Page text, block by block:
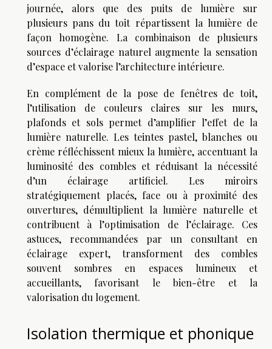
journée, alors que des puits de lumière sur
plusieurs pans du toit répartissent la lumière de
façon homogène. La combinaison de plusieurs
sources d’éclairage naturel augmente la sensation
d’espace et valorise l’architecture intérieure.
En complément de la pose de fenêtres de toit,
l’utilisation de couleurs claires sur les murs,
plafonds et sols permet d’amplifier l’effet de la
lumière naturelle. Les teintes pastel, blanches ou
crème réfléchissent mieux la lumière, accentuant la
luminosité des combles et réduisant la nécessité
d’un éclairage artificiel. Les miroirs
stratégiquement placés, face ou à proximité des
ouvertures, démultiplient la lumière naturelle et
contribuent à l’optimisation de l’éclairage. Ces
astuces, recommandées par un consultant en
éclairage expert, transforment des combles
souvent sombres en espaces lumineux et
accueillants, favorisant le bien-être et la
valorisation du logement.
Isolation thermique et phonique